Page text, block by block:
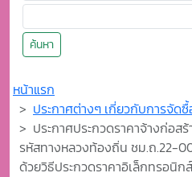
ค้นหา
หน้าแรก
ประกาศต่างๆ เกี่ยวกับการจัด
ประกาศประกวดราคาจ้างก่อส
รหัสทางหลวงท้องถิ่น ชม.ถ.22-
ด้วยวิธีประกวดราคาอิเล็กทรอนิ